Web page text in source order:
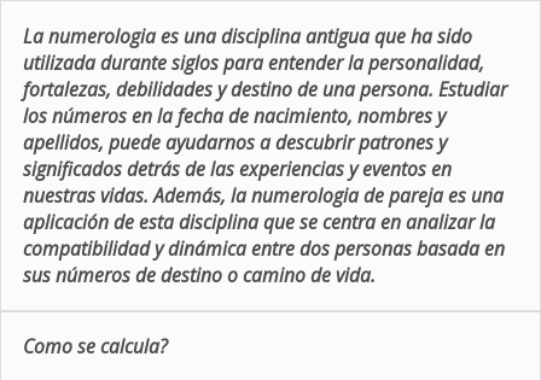
La numerologia es una disciplina antigua que ha sido
utilizada durante siglos para entender la personalidad,
fortalezas, debilidades y destino de una persona. Estudiar
los números en la fecha de nacimiento, nombres y
apellidos, puede ayudarnos a descubrir patrones y
significados detrás de las experiencias y eventos en
nuestras vidas. Además, la numerologia de pareja es una
aplicación de esta disciplina que se centra en analizar la
compatibilidad y dinámica entre dos personas basada en
sus números de destino o camino de vida.
Como se calcula?